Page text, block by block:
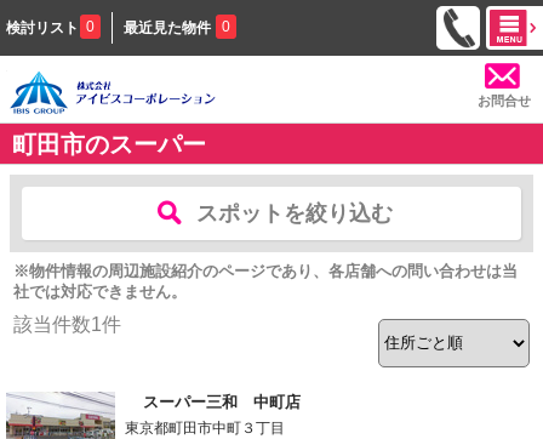
検討リスト 0 最近見た物件 0
お問合せ
町田市のスーパー
スポットを絞り込む
※物件情報の周辺施設紹介のページであり、各店舗への問い合わせは当
社では対応できません。
該当件数1件
スーパー三和 中町店
東京都町田市中町３丁目